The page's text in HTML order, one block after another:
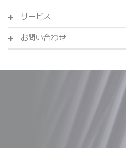
サービス
お問い合わせ